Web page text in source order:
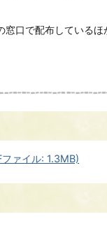
口で配布しているほ
ァイル: 1.3MB)